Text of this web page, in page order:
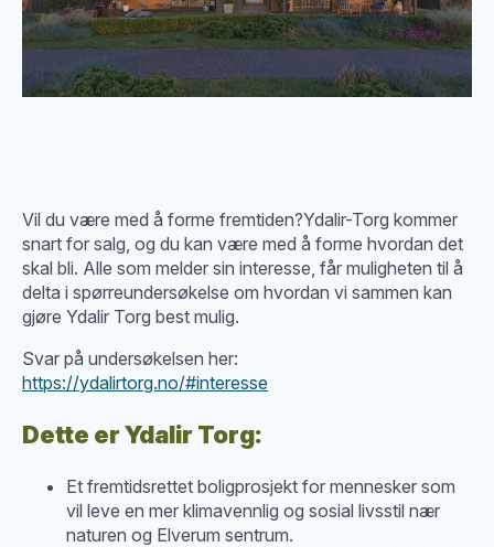
Vil du være med å forme fremtiden?Ydalir-Torg kommer
snart for salg, og du kan være med å forme hvordan det
skal bli. Alle som melder sin interesse, får muligheten til å
delta i spørreundersøkelse om hvordan vi sammen kan
gjøre Ydalir Torg best mulig.
Svar på undersøkelsen her:
https://ydalirtorg.no/#interesse
Dette er Ydalir Torg:
Et fremtidsrettet boligprosjekt for mennesker som
vil leve en mer klimavennlig og sosial livsstil nær
naturen og Elverum sentrum.